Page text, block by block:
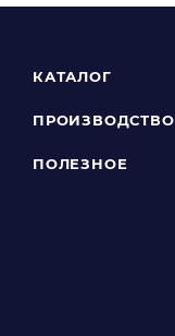
КАТАЛОГ
ПРОИЗВОДСТВО
ПОЛЕЗНОЕ